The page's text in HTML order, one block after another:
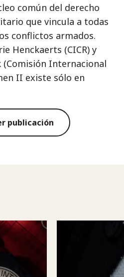
común del derecho
que vincula a todas
conflictos armados.
Henckaerts (CICR) y
(Comisión Internacional
II existe sólo en
publicación